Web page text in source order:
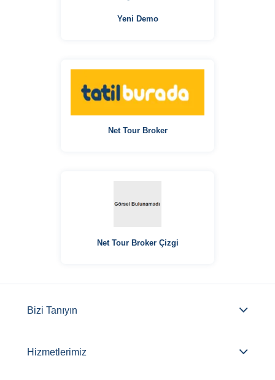
Yeni Demo
Net Tour Broker
Net Tour Broker Çizgi
Bizi Tanıyın
Hizmetlerimiz